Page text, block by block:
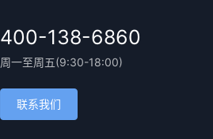
400-138-6860
周一至周五(9:30-18:00)
联系我们